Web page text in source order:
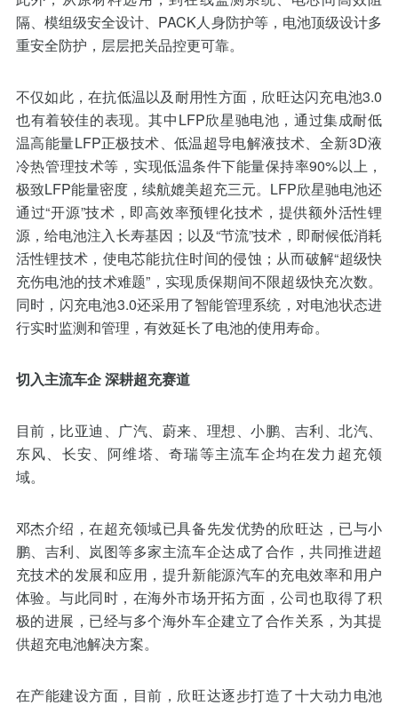
隔、模组级安全设计、PACK人身防护等，电池顶级设计多
重安全防护，层层把关品控更可靠。
不仅如此，在抗低温以及耐用性方面，欣旺达闪充电池3.0
也有着较佳的表现。其中LFP欣星驰电池，通过集成耐低
温高能量LFP正极技术、低温超导电解液技术、全新3D液
冷热管理技术等，实现低温条件下能量保持率90%以上，
极致LFP能量密度，续航媲美超充三元。LFP欣星驰电池还
通过“开源”技术，即高效率预锂化技术，提供额外活性锂
源，给电池注入长寿基因；以及“节流”技术，即耐候低消耗
活性锂技术，使电芯能抗住时间的侵蚀；从而破解“超级快
充伤电池的技术难题”，实现质保期间不限超级快充次数。
同时，闪充电池3.0还采用了智能管理系统，对电池状态进
行实时监测和管理，有效延长了电池的使用寿命。
切入主流车企 深耕超充赛道
目前，比亚迪、广汽、蔚来、理想、小鹏、吉利、北汽、
东风、长安、阿维塔、奇瑞等主流车企均在发力超充领
域。
邓杰介绍，在超充领域已具备先发优势的欣旺达，已与小
鹏、吉利、岚图等多家主流车企达成了合作，共同推进超
充技术的发展和应用，提升新能源汽车的充电效率和用户
体验。与此同时，在海外市场开拓方面，公司也取得了积
极的进展，已经与多个海外车企建立了合作关系，为其提
供超充电池解决方案。
在产能建设方面，目前，欣旺达逐步打造了十大动力电池